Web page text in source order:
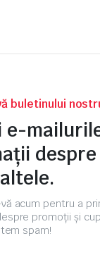
buletinului
e-
acum pentru a
promoții și
spam!